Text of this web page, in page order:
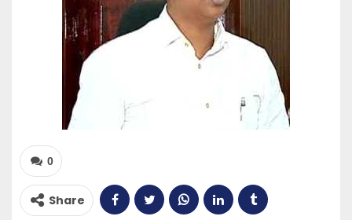
0
Share